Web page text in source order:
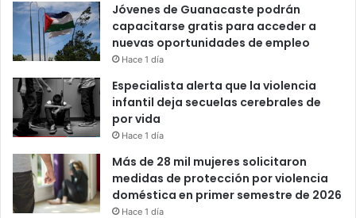
Jóvenes de Guanacaste podrán
capacitarse gratis para acceder a
nuevas oportunidades de empleo
Hace 1 día
Especialista alerta que la violencia
infantil deja secuelas cerebrales de
por vida
Hace 1 día
Más de 28 mil mujeres solicitaron
medidas de protección por violencia
doméstica en primer semestre de 2026
Hace 1 día